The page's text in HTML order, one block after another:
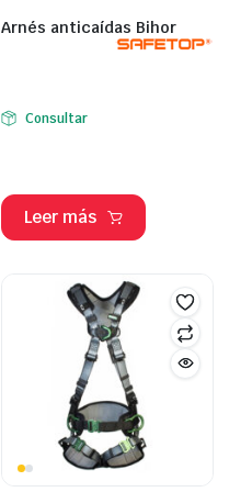
Arnés anticaídas Bihor
Consultar
Leer más